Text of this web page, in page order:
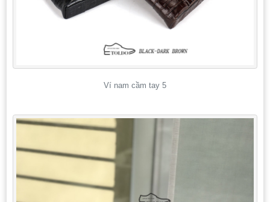
Ví nam cầm tay 5